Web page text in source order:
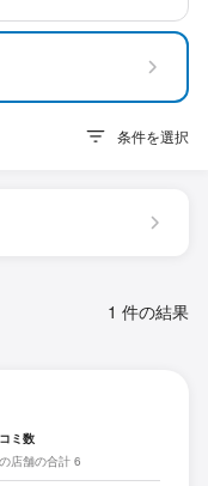
条件を選択
1 件の結果
ミ数
店舗の合計 6